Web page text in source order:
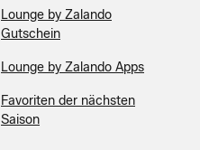
Lounge by Zalando
Gutschein
Lounge by Zalando Apps
Favoriten der nächsten
Saison